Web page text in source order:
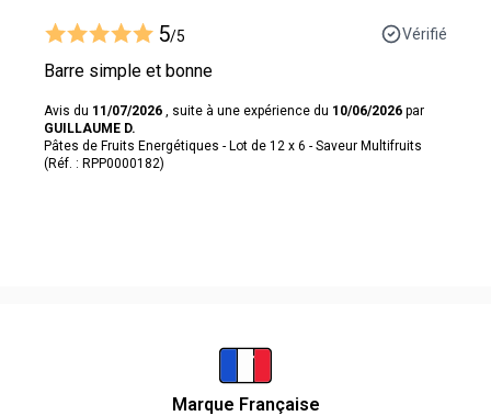
5/5 Vérifié
Barre simple et bonne
Avis du 11/07/2026 , suite à une expérience du 10/06/2026 par
GUILLAUME D.
Pâtes de Fruits Energétiques - Lot de 12 x 6 - Saveur Multifruits
(Réf. : RPP0000182)
Marque Française